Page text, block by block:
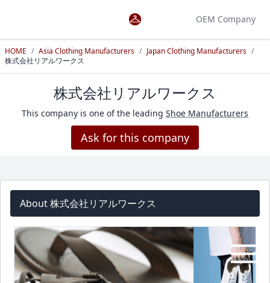
OEM Company
HOME / Asia Clothing Manufacturers / Japan Clothing Manufacturers /
株式会社リアルワークス
株式会社リアルワークス
This company is one of the leading Shoe Manufacturers
Ask for this company
About 株式会社リアルワークス